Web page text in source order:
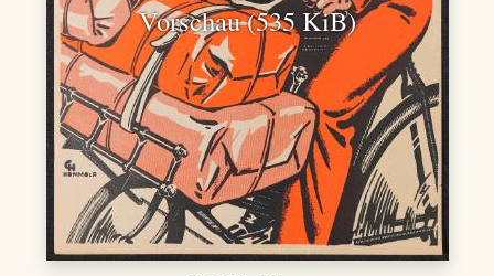
Vorschau (535 KiB)